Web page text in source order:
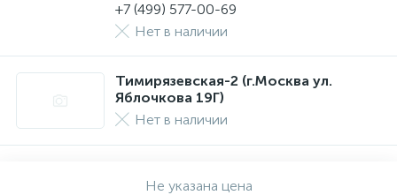
+7 (499) 577-00-69
Нет в наличии
Тимирязевская-2 (г.Москва ул.
Яблочкова 19Г)
Нет в наличии
Не указана цена